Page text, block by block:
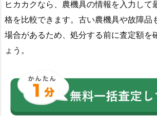
ヒカカクなら、農機具の情報を入力して
格を比較できます。古い農機具や故障品
場合があるため、処分する前に査定額を
ょう。